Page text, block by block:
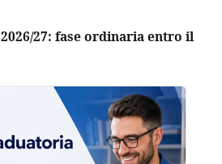
27: fase ordinaria entro il